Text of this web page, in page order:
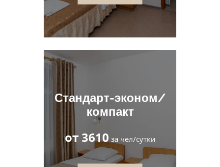
Стандарт-эконом/
компакт
от 3610 за чел/сутки